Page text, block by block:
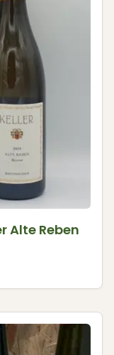
Alte Reben